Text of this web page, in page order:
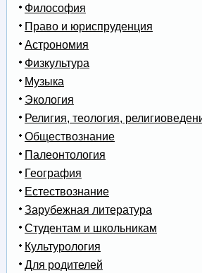
Философия
Право и юриспруденция
Астрономия
Физкультура
Музыка
Экология
Религия, теология,
Обществознание
Палеонтология
География
Естествознание
Зарубежная литература
Студентам и школьникам
Культурология
Для родителей